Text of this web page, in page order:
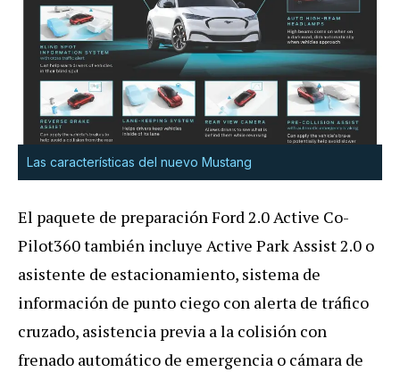
Las características del nuevo Mustang
El paquete de preparación Ford 2.0 Active Co-
Pilot360 también incluye Active Park Assist 2.0 o
asistente de estacionamiento, sistema de
información de punto ciego con alerta de tráfico
cruzado, asistencia previa a la colisión con
frenado automático de emergencia o cámara de